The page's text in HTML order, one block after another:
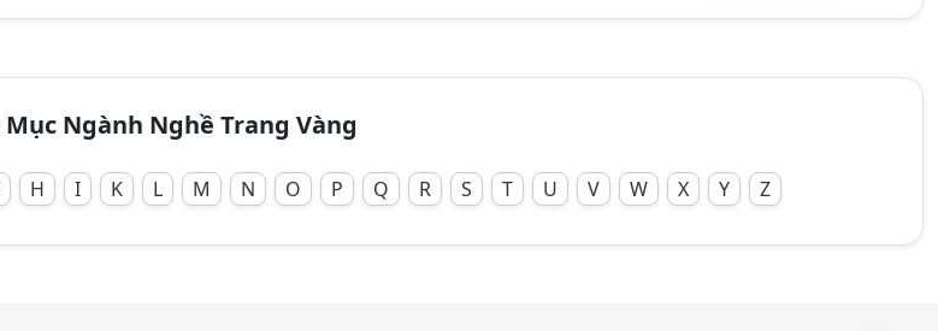
Mục Ngành Nghề Trang Vàng
H I K L M N O P Q R S T U V W X Y Z